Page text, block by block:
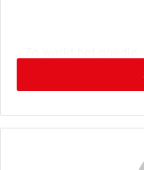
Tegenwoordig
tandarts en bij
ingediend en bij